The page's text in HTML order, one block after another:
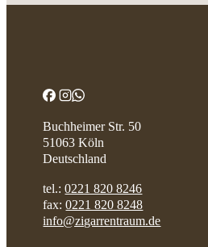
Buchheimer Str. 50
51063 Köln
Deutschland
tel.:0221 820 8246
fax:0221 820 8248
info@zigarrentraum.de